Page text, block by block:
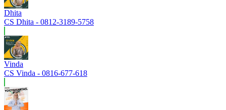
Dhita
CS Dhita - 0812-3189-5758
Vinda
CS Vinda - 0816-677-618